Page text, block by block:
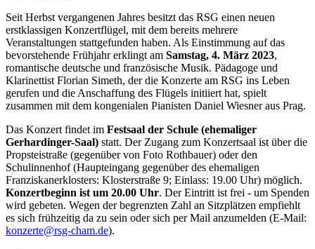
Seit Herbst vergangenen Jahres besitzt das RSG einen neuen
erstklassigen Konzertflügel, mit dem bereits mehrere
Veranstaltungen stattgefunden haben. Als Einstimmung auf das
bevorstehende Frühjahr erklingt am Samstag, 4. März 2023,
romantische deutsche und französische Musik. Pädagoge und
Klarinettist Florian Simeth, der die Konzerte am RSG ins Leben
gerufen und die Anschaffung des Flügels initiiert hat, spielt
zusammen mit dem kongenialen Pianisten Daniel Wiesner aus Prag.
Das Konzert findet im Festsaal der Schule (ehemaliger
Gerhardinger-Saal) statt. Der Zugang zum Konzertsaal ist über die
Propsteistraße (gegenüber von Foto Rothbauer) oder den
Schulinnenhof (Haupteingang gegenüber des ehemaligen
Franziskanerklosters: Klosterstraße 9; Einlass: 19.00 Uhr) möglich.
Konzertbeginn ist um 20.00 Uhr. Der Eintritt ist frei - um Spenden
wird gebeten. Wegen der begrenzten Zahl an Sitzplätzen empfiehlt
es sich frühzeitig da zu sein oder sich per Mail anzumelden (E-Mail:
konzerte@rsg-cham.de).